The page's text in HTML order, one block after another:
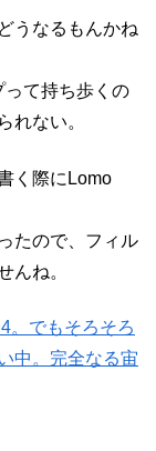
うなるもんかね
て持ち歩くの
れない。
く際にLomo
たので、フィル
んね。
。でもそろそろ
中。完全なる宙